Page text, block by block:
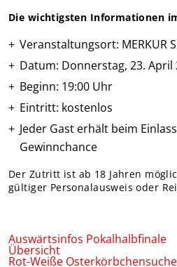
Die wichtigsten Informationen
Veranstaltungsort: MERKUR
Datum: Donnerstag, 23. April
Beginn: 19:00 Uhr
Eintritt: kostenlos
Jeder Gast erhält beim
Gewinnchance
Der Zutritt ist ab 18 Jahren
gültiger Personalausweis oder
Auswärtsinfos Pokalhalbfinale
Übersicht
Rot-Weiße Osterkörbchensuche